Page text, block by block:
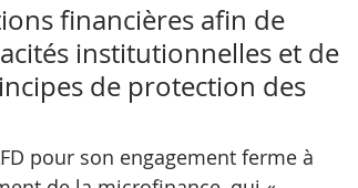
financières afin de
institutionnelles et de
de protection des
pour son engagement ferme à